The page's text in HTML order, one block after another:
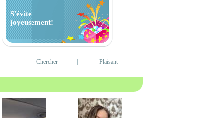
S'évite
joyeusement!
Chercher Plaisant